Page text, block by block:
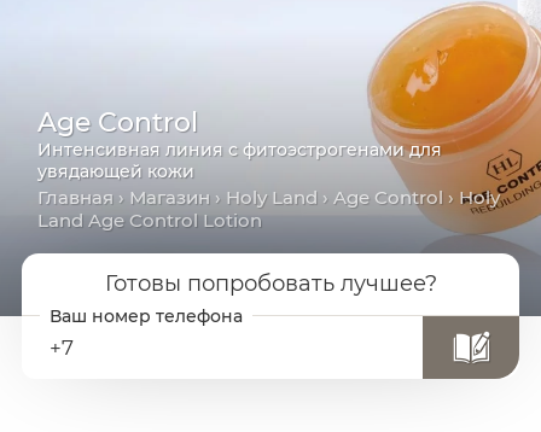
Age Control
Интенсивная линия с фитоэстрогенами для
увядающей кожи
Главная › Магазин › Holy Land ›Age Control › Holy
Land Age Control Lotion
Готовы попробовать лучшее?
+7